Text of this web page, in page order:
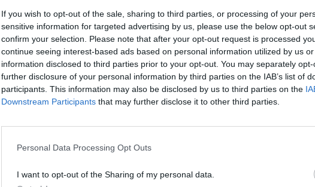
If you wish to opt-out of the sale, sharing to third parties, or processing of your
sensitive information for targeted advertising by us, please use the below opt-out
confirm your selection. Please note that after your opt-out request is processed
continue seeing interest-based ads based on personal information utilized by us
information disclosed to third parties prior to your opt-out. You may separately
further disclosure of your personal information by third parties on the IAB’s list of
participants. This information may also be disclosed by us to third parties on the
Downstream Participants that may further disclose it to other third parties.
Personal Data Processing Opt Outs
I want to opt-out of the Sharing of my personal data.